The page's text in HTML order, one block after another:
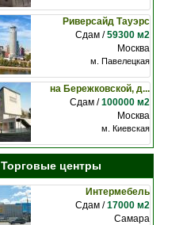
Риверсайд Тауэрс
Сдам /59300 м2
Москва
м. Павелецкая
на Бережковской, д...
Сдам /100000 м2
Москва
м. Киевская
Торговые центры
Интермебель
Сдам /17000 м2
Самара